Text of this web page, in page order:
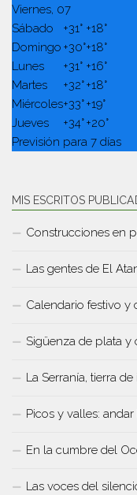
Viernes, 07
Sábado
+31° +18°
Domingo +30°+18°
Lunes
+31° +16°
Martes
+32°+18°
Miércoles+33°+19°
Jueves
+34°+20°
Previsión para 7 días
MIS ESCRITOS
Construcciones en
Las gentes de El
Calendario festivo y
Sigüenza de plata y
La Serranía, tierra
Picos y valles: andar
En la cumbre del
Las voces del